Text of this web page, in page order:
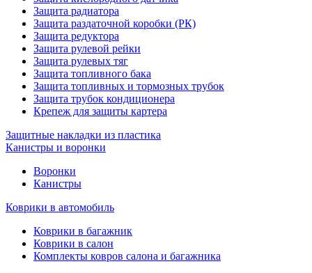
Защита радиатора
Защита раздаточной коробки (РК)
Защита редуктора
Защита рулевой рейки
Защита рулевых тяг
Защита топливного бака
Защита топливных и тормозных трубок
Защита трубок кондиционера
Крепеж для защиты картера
Защитные накладки из пластика
Канистры и воронки
Воронки
Канистры
Коврики в автомобиль
Коврики в багажник
Коврики в салон
Комплекты ковров салона и багажника